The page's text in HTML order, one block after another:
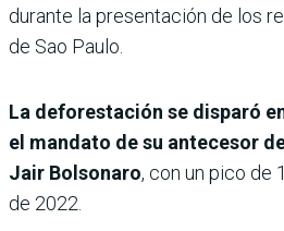
durante la presentación de los
de Sao Paulo.
La deforestación se disparó
el mandato de su antecesor
Jair Bolsonaro, con un pico de
de 2022.